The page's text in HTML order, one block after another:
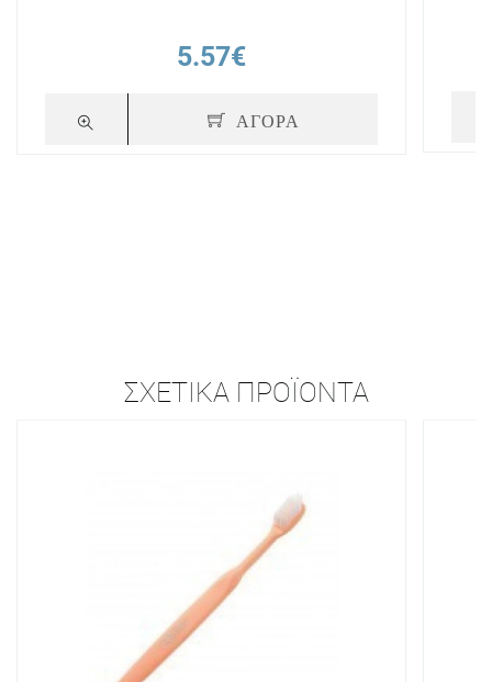
5.57€
ΑΓΟΡΑ
ΣΧΕΤΙΚΆ ΠΡΟΪΌΝΤΑ